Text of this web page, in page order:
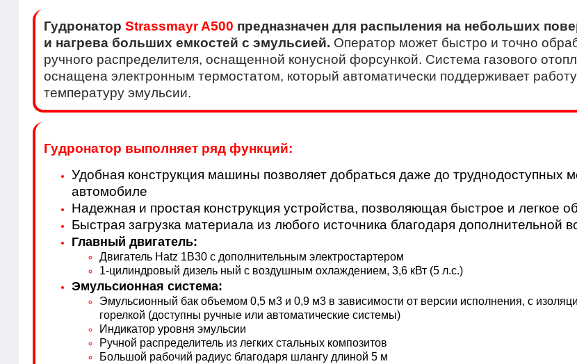
Гудронатор Strassmayr A500 предназначен для распыления на небольших
и нагрева больших емкостей с эмульсией. Оператор может быстро и точно
ручного распределителя, оснащенной конусной форсункой. Система газового
оснащена электронным термостатом, который автоматически поддерживает
температуру эмульсии.
Гудронатор выполняет ряд функций:
Удобная конструкция машины позволяет добраться даже до труднодоступных
автомобиле
Надежная и простая конструкция устройства, позволяющая быстрое и легкое
Быстрая загрузка материала из любого источника благодаря дополнительной
Главный двигатель:
Двигатель Hatz 1B30 с дополнительным электростартером
1-цилиндровый дизель ный с воздушным охлаждением, 3,6 кВт (5 л.с.)
Эмульсионная система:
Эмульсионный бак объемом 0,5 м3 и 0,9 м3 в зависимости от версии исполнения, с
горелкой (доступны ручные или автоматические системы)
Индикатор уровня эмульсии
Ручной распределитель из легких стальных композитов
Большой рабочий радиус благодаря шлангу длиной 5 м